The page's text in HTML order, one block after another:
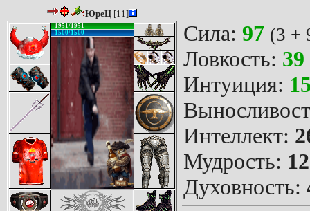
ЮреЦ [11]
1951/1951
1500/1500
Сила: 97 (3 +
Ловкость: 39
Интуиция:
Интеллект:
Мудрость:
Духовность: